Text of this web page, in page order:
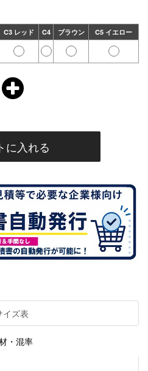
C3 レッド C4 ブラウン C5 イエロー
イズ表
・混率